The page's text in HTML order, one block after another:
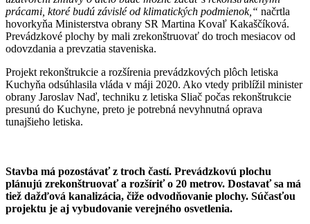
prácami, ktoré budú závislé od klimatických podmienok,“ načrtla
hovorkyňa Ministerstva obrany SR Martina Kovaľ Kakaščíková.
Prevádzkové plochy by mali zrekonštruovať do troch mesiacov od
odovzdania a prevzatia staveniska.
Projekt rekonštrukcie a rozšírenia prevádzkových plôch letiska
Kuchyňa odsúhlasila vláda v máji 2020. Ako vtedy priblížil minister
obrany Jaroslav Naď, techniku z letiska Sliač počas rekonštrukcie
presunú do Kuchyne, preto je potrebná nevyhnutná oprava
tunajšieho letiska.
Stavba má pozostávať z troch častí. Prevádzkovú plochu
plánujú zrekonštruovať a rozšíriť o 20 metrov. Dostavať sa má
tiež dažďová kanalizácia, čiže odvodňovanie plochy. Súčasťou
projektu je aj vybudovanie verejného osvetlenia.